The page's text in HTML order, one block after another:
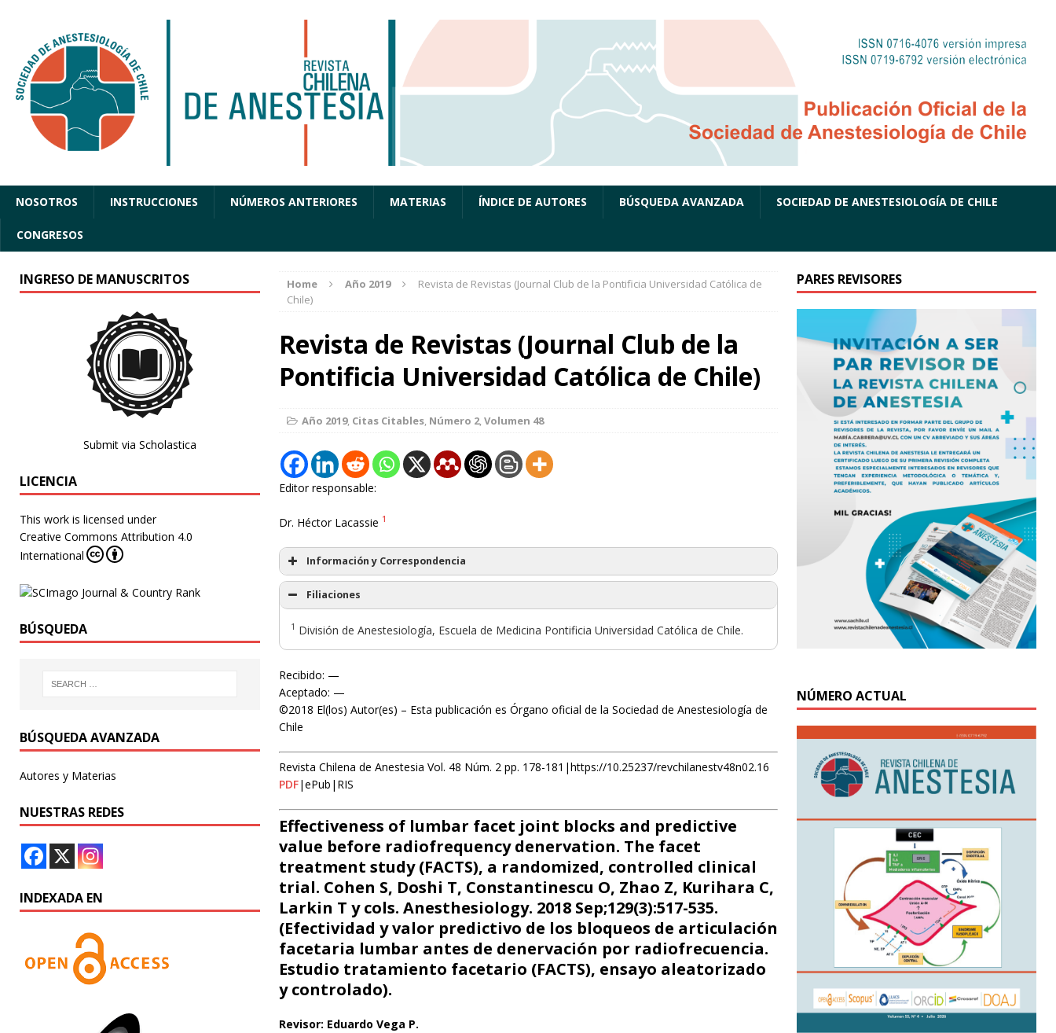
NOSOTROS INSTRUCCIONES NÚMEROS ANTERIORES MATERIAS ÍNDICE DE AUTORES BÚSQUEDA AVANZADA SOCIEDAD DE ANESTESIOLOGÍA DE CHILE
CONGRESOS
Home Año 2019
Revista de Revistas (Journal Club de la Pontificia Universidad Católica de
Chile)
Revista de Revistas (Journal Club de la
Pontificia Universidad Católica de Chile)
Año 2019, Citas Citables, Número 2,Volumen 48
Editor responsable:
Dr. Héctor Lacassie 1
Información y Correspondencia
Filiaciones
1 División de Anestesiología, Escuela de Medicina Pontificia Universidad Católica de Chile.
Recibido: —
Aceptado: —
©2018 El(los) Autor(es) – Esta publicación es Órgano oficial de la Sociedad de Anestesiología de
Chile
Revista Chilena de Anestesia Vol. 48 Núm. 2 pp. 178-181|https://10.25237/revchilanestv48n02.16
PDF|ePub|RIS
Effectiveness of lumbar facet joint blocks and predictive
value before radiofrequency denervation. The facet
treatment study (FACTS), a randomized, controlled clinical
trial. Cohen S, Doshi T, Constantinescu O, Zhao Z, Kurihara C,
Larkin T y cols. Anesthesiology. 2018 Sep;129(3):517-535.
(Efectividad y valor predictivo de los bloqueos de articulación
facetaria lumbar antes de denervación por radiofrecuencia.
Estudio tratamiento facetario (FACTS), ensayo aleatorizado
y controlado).
Revisor: Eduardo Vega P.
INGRESO DE MANUSCRITOS
Submit via Scholastica
LICENCIA
This work is licensed under
Creative Commons Attribution 4.0
International
BÚSQUEDA
BÚSQUEDA AVANZADA
Autores y Materias
NUESTRAS REDES
INDEXADA EN
PARES REVISORES
NÚMERO ACTUAL